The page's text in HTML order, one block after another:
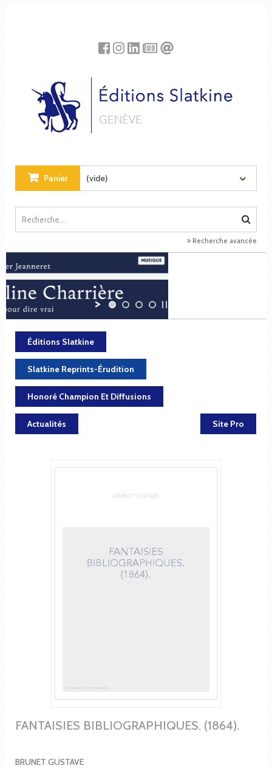
Panier (vide)
Recherche avancée
Éditions Slatkine
Slatkine Reprints-Érudition
Honoré Champion Et Diffusions
Actualités Site Pro
FANTAISIES BIBLIOGRAPHIQUES. (1864).
BRUNET GUSTAVE